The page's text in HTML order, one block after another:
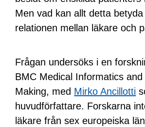
Men vad kan allt detta
relationen mellan läkare och
Frågan undersöks i en
BMC Medical Informatics and
Making, med Mirko Ancillotti
huvudförfattare. Forskarna
läkare från sex europeiska